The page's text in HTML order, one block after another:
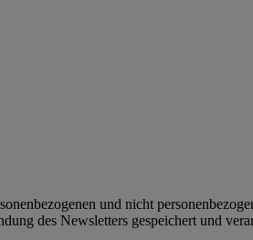
und nicht
des Newsletters gespeichert und